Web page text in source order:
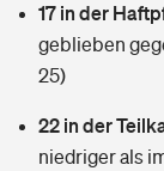
Wer versichert
Sie haben
Kinderinvalidität
Hundehalter-
Zur Übersicht
Tools
17 in der
geblieben
25)
22 in der
niedriger als